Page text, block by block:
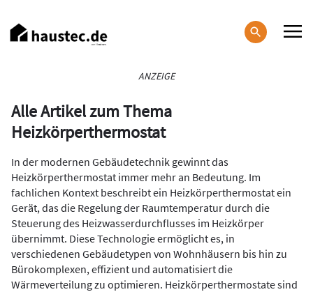
zum
Inhalt
ANZEIGE
Alle Artikel zum Thema
Heizkörperthermostat
In der modernen Gebäudetechnik gewinnt das
Heizkörperthermostat immer mehr an Bedeutung. Im
fachlichen Kontext beschreibt ein Heizkörperthermostat ein
Gerät, das die Regelung der Raumtemperatur durch die
Steuerung des Heizwasserdurchflusses im Heizkörper
übernimmt. Diese Technologie ermöglicht es, in
verschiedenen Gebäudetypen von Wohnhäusern bis hin zu
Bürokomplexen, effizient und automatisiert die
Wärmeverteilung zu optimieren. Heizkörperthermostate sind